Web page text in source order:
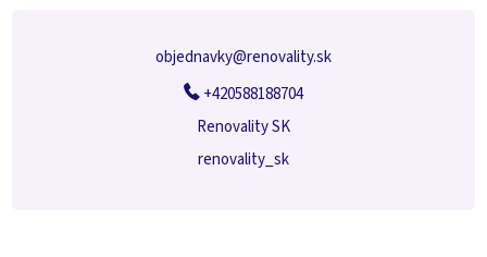
objednavky@renovality.sk
+420588188704
Renovality SK
renovality_sk